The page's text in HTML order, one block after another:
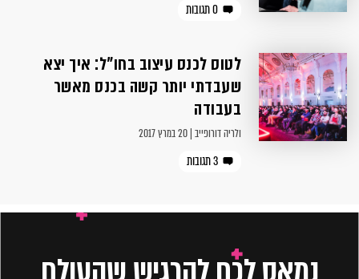
0 תגובות
לטוס לכנס עיצוב בחו״ל: איך יצא
שעבדתי יותר קשה בכנס מאשר
בעבודה
ולריה דורופייב | 20 במרץ 2017
3 תגובות